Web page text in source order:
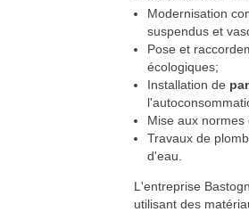
Modernisation
suspendus et
Pose et
écologiques;
Installation de
Mise aux
Travaux de
d'eau.
L'entreprise
utilisant des